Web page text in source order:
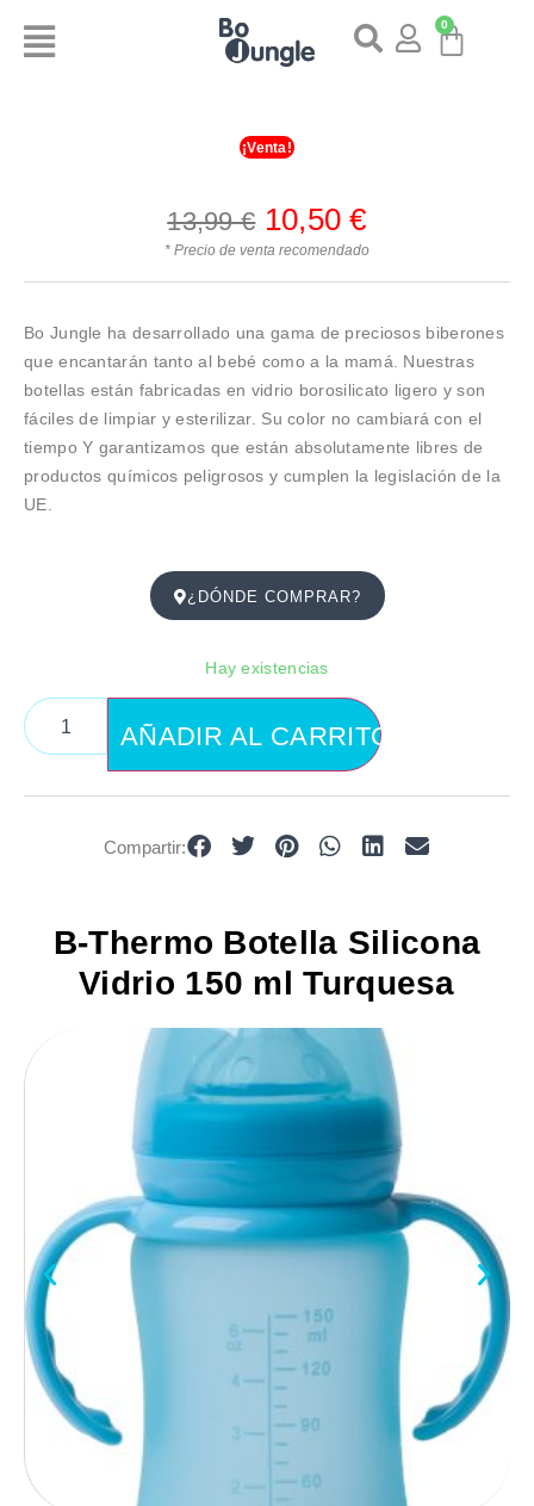
0
B-Thermo Botella Silicona
Vidrio 150 ml Turquesa
¡Venta!
13,99€ 10,50€
* Precio de venta recomendado
Bo Jungle ha desarrollado una gama de preciosos biberones
que encantarán tanto al bebé como a la mamá. Nuestras
botellas están fabricadas en vidrio borosilicato ligero y son
fáciles de limpiar y esterilizar. Su color no cambiará con el
tiempo Y garantizamos que están absolutamente libres de
productos químicos peligrosos y cumplen la legislación de la
UE.
¿DÓNDE COMPRAR?
Hay existencias
AÑADIR AL CARRITO
Compartir: